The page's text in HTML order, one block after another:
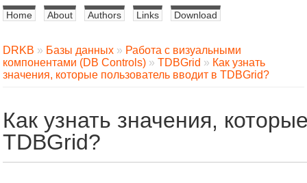
Home About Authors Links Download
DRKB » Базы данных » Работа с визуальными
компонентами (DB Сontrols) » TDBGrid » Как узнать
значения, которые пользователь вводит в TDBGrid?
Как узнать значения,
TDBGrid?